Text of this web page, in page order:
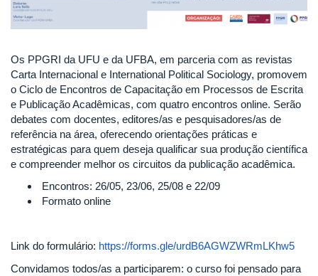
Os PPGRI da UFU e da UFBA, em parceria com as revistas
Carta Internacional e International Political Sociology, promovem
o Ciclo de Encontros de Capacitação em Processos de Escrita
e Publicação Acadêmicas, com quatro encontros online. Serão
debates com docentes, editores/as e pesquisadores/as de
referência na área, oferecendo orientações práticas e
estratégicas para quem deseja qualificar sua produção científica
e compreender melhor os circuitos da publicação acadêmica.
Encontros: 26/05, 23/06, 25/08 e 22/09
Formato online
Link do formulário: https://forms.gle/urdB6AGWZWRmLKhw5
Convidamos todos/as a participarem: o curso foi pensado para